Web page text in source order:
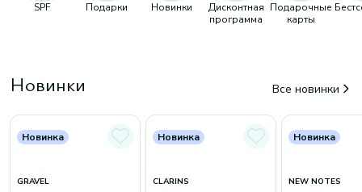
SPF Подарки Новинки
Дисконтная
программа
Подарочные
карты
Новинки Все новинки
Новинка
GRAVEL
Новинка
CLARINS
Новинка
NEW NOTES